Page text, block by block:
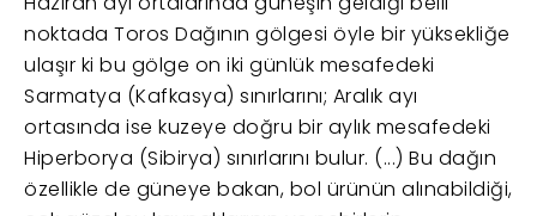
noktada Toros Dağının gölgesi öyle bir yüksekliğe
ulaşır ki bu gölge on iki günlük mesafedeki
Sarmatya (Kafkasya) sınırlarını; Aralık ayı
ortasında ise kuzeye doğru bir aylık mesafedeki
Hiperborya (Sibirya) sınırlarını bulur. (...) Bu dağın
özellikle de güneye bakan, bol ürünün alınabildiği,